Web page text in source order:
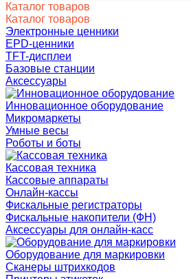
Каталог товаров
Каталог товаров
Электронные ценники
EPD-ценники
TFT-дисплеи
Базовые станции
Аксессуары
Инновационное оборудование
Микромаркеты
Умные весы
Роботы и боты
Кассовая техника
Кассовые аппараты
Онлайн-кассы
Фискальные регистраторы
Фискальные накопители (ФН)
Аксессуары для онлайн-касс
Оборудование для маркировки
Сканеры штрихкодов